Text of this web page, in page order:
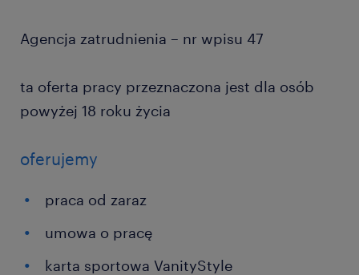
Agencja zatrudnienia – nr wpisu 47
ta oferta pracy przeznaczona jest dla osób
powyżej 18 roku życia
oferujemy
praca od zaraz
umowa o pracę
karta sportowa VanityStyle